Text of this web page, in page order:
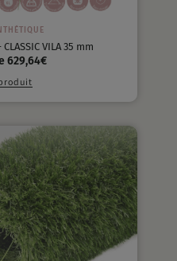
VILA 35 mm
629,64€